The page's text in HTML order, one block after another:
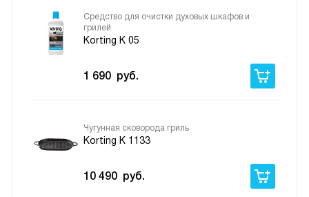
Средство для очистки духовых шкафов и
грилей
Korting K 05
1 690 руб.
Чугунная сковорода гриль
Korting K 1133
10 490 руб.